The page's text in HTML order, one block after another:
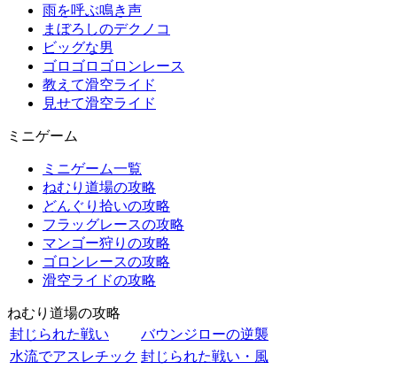
雨を呼ぶ鳴き声
まぼろしのデクノコ
ビッグな男
ゴロゴロゴロンレース
教えて滑空ライド
見せて滑空ライド
ミニゲーム
ミニゲーム一覧
ねむり道場の攻略
どんぐり拾いの攻略
フラッグレースの攻略
マンゴー狩りの攻略
ゴロンレースの攻略
滑空ライドの攻略
ねむり道場の攻略
封じられた戦い
バウンジローの逆襲
水流でアスレチック 封じられた戦い・風